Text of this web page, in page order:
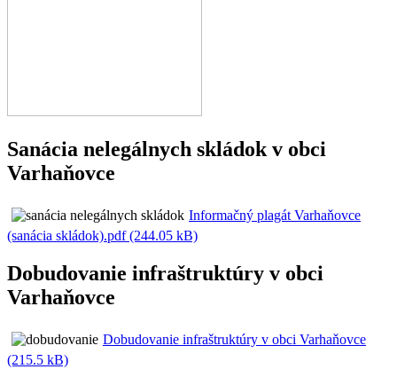
Sanácia nelegálnych skládok v obci
Varhaňovce
Informačný plagát Varhaňovce
(sanácia skládok).pdf (244.05 kB)
Dobudovanie infraštruktúry v obci
Varhaňovce
Dobudovanie infraštruktúry v obci Varhaňovce
(215.5 kB)